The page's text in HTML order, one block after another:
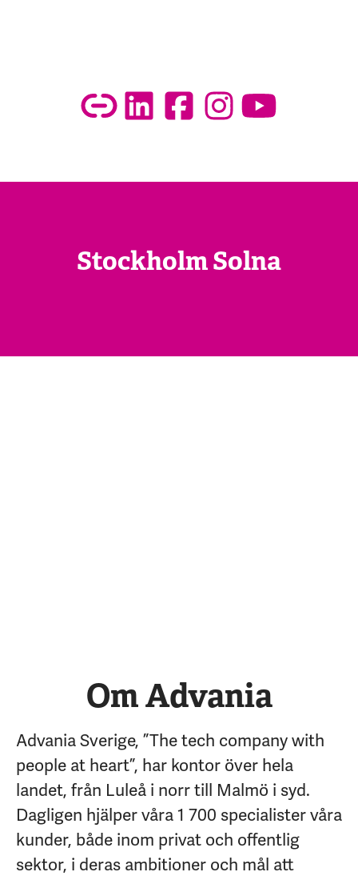
Stockholm Solna
Om Advania
Advania Sverige, ”The tech company with
people at heart”, har kontor över hela
landet, från Luleå i norr till Malmö i syd.
Dagligen hjälper våra 1 700 specialister våra
kunder, både inom privat och offentlig
sektor, i deras ambitioner och mål att